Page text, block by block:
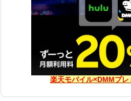
楽天モバイル×DMMプ